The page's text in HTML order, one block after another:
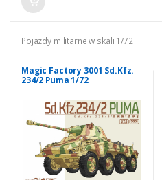
Pojazdy militarne w skali 1/72
Magic Factory 3001 Sd.Kfz.
234/2 Puma 1/72